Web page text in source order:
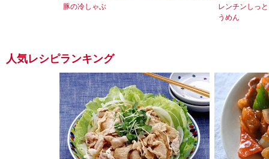
豚の冷しゃぶ
レンチンしっ
うめん
人気レシピランキング